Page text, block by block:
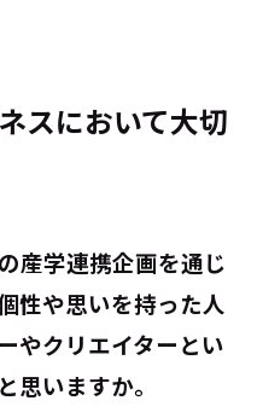
スにおいて大切
産学連携企画を通じ
性や思いを持った人
やクリエイターとい
思いますか。